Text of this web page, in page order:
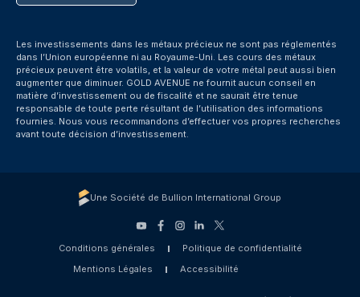
Les investissements dans les métaux précieux ne sont pas réglementés
dans l’Union européenne ni au Royaume-Uni. Les cours des métaux
précieux peuvent être volatils, et la valeur de votre métal peut aussi bien
augmenter que diminuer. GOLD AVENUE ne fournit aucun conseil en
matière d’investissement ou de fiscalité et ne saurait être tenue
responsable de toute perte résultant de l’utilisation des informations
fournies. Nous vous recommandons d’effectuer vos propres recherches
avant toute décision d’investissement.
Une Société de Bullion International Group
Conditions générales
Politique de confidentialité
Mentions Légales
Accessibilité